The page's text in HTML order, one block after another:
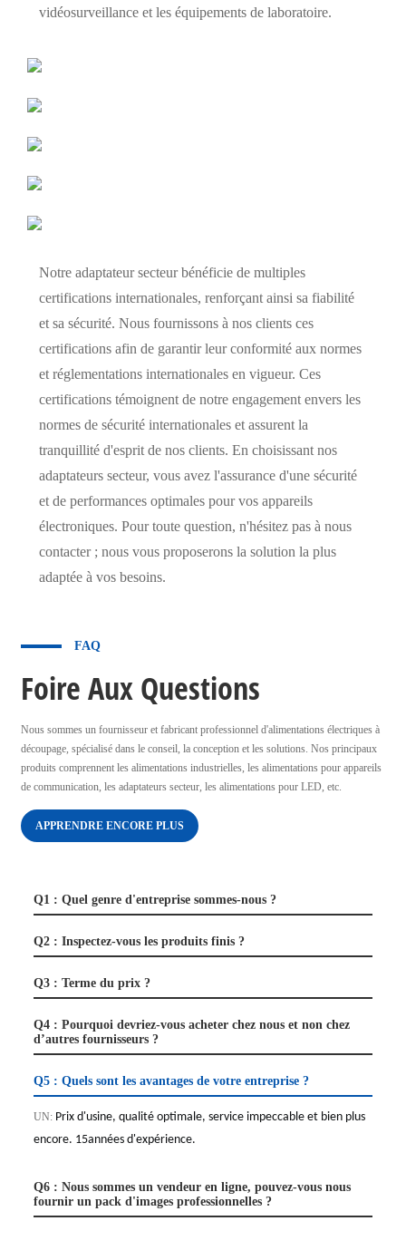
vidéosurveillance et les équipements de laboratoire.
Notre adaptateur secteur bénéficie de multiples
certifications internationales, renforçant ainsi sa fiabilité
et sa sécurité. Nous fournissons à nos clients ces
certifications afin de garantir leur conformité aux normes
et réglementations internationales en vigueur. Ces
certifications témoignent de notre engagement envers les
normes de sécurité internationales et assurent la
tranquillité d'esprit de nos clients. En choisissant nos
adaptateurs secteur, vous avez l'assurance d'une sécurité
et de performances optimales pour vos appareils
électroniques. Pour toute question, n'hésitez pas à nous
contacter ; nous vous proposerons la solution la plus
adaptée à vos besoins.
FAQ
Foire Aux Questions
Nous sommes un fournisseur et fabricant professionnel d'alimentations électriques à
découpage, spécialisé dans le conseil, la conception et les solutions. Nos principaux
produits comprennent les alimentations industrielles, les alimentations pour appareils
de communication, les adaptateurs secteur, les alimentations pour LED, etc.
APPRENDRE ENCORE PLUS
Q1 : Quel genre d'entreprise sommes-nous ?
Q2 : Inspectez-vous les produits finis ?
Q3 : Terme du prix ?
Q4 : Pourquoi devriez-vous acheter chez nous et non chez
d’autres fournisseurs ?
Q5 : Quels sont les avantages de votre entreprise ?
UN: Prix ​​d'usine, qualité optimale, service impeccable et bien plus
encore. 15années d'expérience.
Q6 : Nous sommes un vendeur en ligne, pouvez-vous nous
fournir un pack d'images professionnelles ?